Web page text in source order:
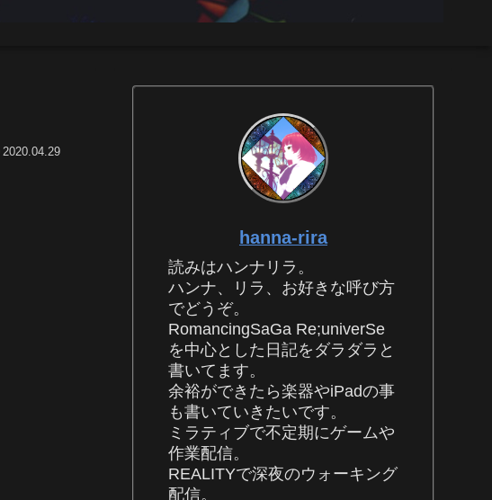
2020.04.29
hanna-rira
読みはハンナリラ。
ハンナ、リラ、お好きな呼び方
でどうぞ。
RomancingSaGa Re;univerSe
を中心とした日記をダラダラと
書いてます。
余裕ができたら楽器やiPadの事
も書いていきたいです。
ミラティブで不定期にゲームや
作業配信。
REALITYで深夜のウォーキング
配信。